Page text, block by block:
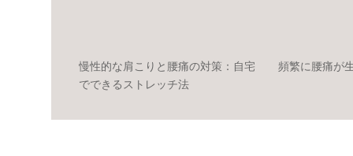
慢性的な肩こりと腰痛の対策：自宅
でできるストレッチ法
頻繁に腰痛が